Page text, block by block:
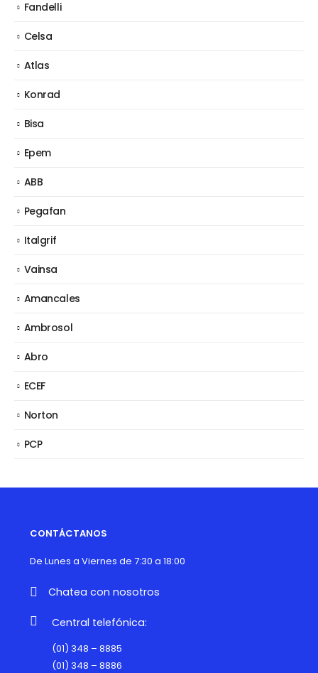
Fandelli
Celsa
Atlas
Konrad
Bisa
Epem
ABB
Pegafan
Italgrif
Vainsa
Amancales
Ambrosol
Abro
ECEF
Norton
PCP
CONTÁCTANOS
De Lunes a Viernes de 7:30 a 18:00
Chatea con nosotros
Central telefónica:
(01) 348 – 8885
(01) 348 – 8886